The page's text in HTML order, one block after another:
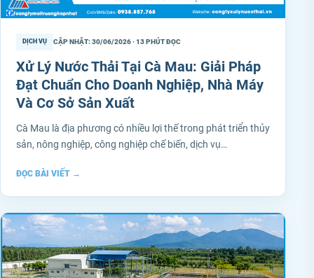
DỊCH VỤ CẬP NHẬT: 30/06/2026 · 13 PHÚT ĐỌC
Xử Lý Nước Thải Tại Cà Mau: Giải Pháp
Đạt Chuẩn Cho Doanh Nghiệp, Nhà Máy
Và Cơ Sở Sản Xuất
Cà Mau là địa phương có nhiều lợi thế trong phát triển thủy
sản, nông nghiệp, công nghiệp chế biến, dịch vụ…
ĐỌC BÀI VIẾT →